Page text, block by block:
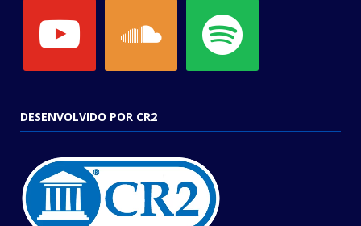
DESENVOLVIDO POR CR2